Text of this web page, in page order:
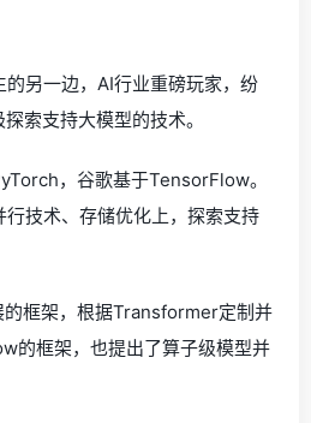
另一边，AI行业重磅玩家，纷
索支持大模型的技术。
，谷歌基于TensorFlow。
技术、存储优化上，探索支持
框架，根据Transformer定制并
的框架，也提出了算子级模型并